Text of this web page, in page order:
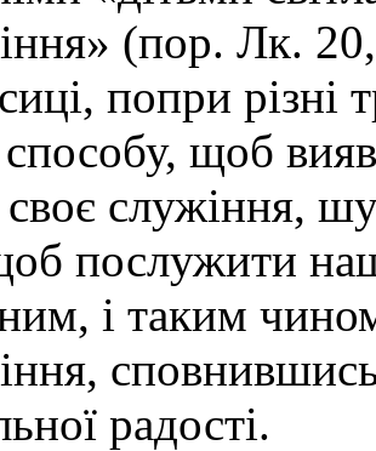
(пор. Лк.
попри різні
щоб
служіння,
послужити
і таким
радості.